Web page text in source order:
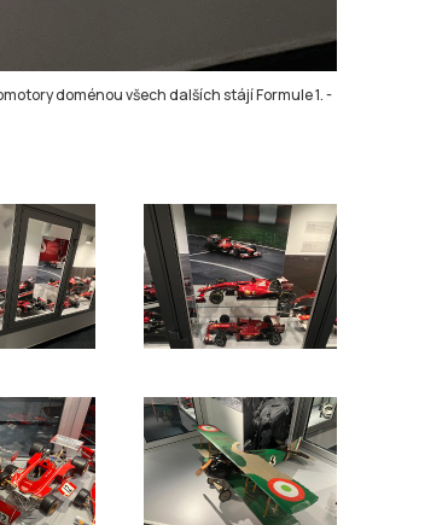
doménou všech dalších stájí Formule 1.-